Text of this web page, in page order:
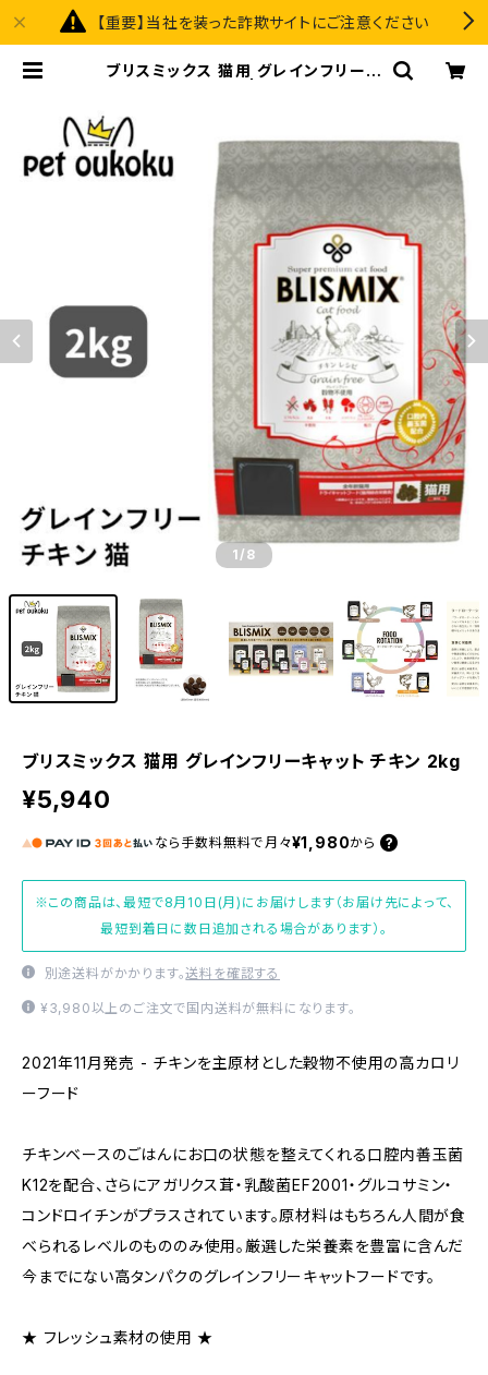
【重要】当社を装った詐欺サイトにご注意ください
ブリスミックス 猫用 グレインフリーキ
1/8
ブリスミックス 猫用 グレインフリーキャット チキン 2kg
¥5,940
なら 手数料無料で 月々¥1,980から
※この商品は、最短で8月10日(月)にお届けします（お届け先によって、
最短到着日に数日追加される場合があります）。
別途送料がかかります。送料を確認する
¥3,980以上のご注文で国内送料が無料になります。
2021年11月発売 - チキンを主原材とした穀物不使用の高カロリ
ーフード
チキンベースのごはんにお口の状態を整えてくれる口腔内善玉菌
K12を配合、さらにアガリクス茸・乳酸菌EF2001・グルコサミン・
コンドロイチンがプラスされています。原材料はもちろん人間が食
べられるレベルのもののみ使用。厳選した栄養素を豊富に含んだ
今までにない高タンパクのグレインフリーキャットフードです。
★ フレッシュ素材の使用 ★